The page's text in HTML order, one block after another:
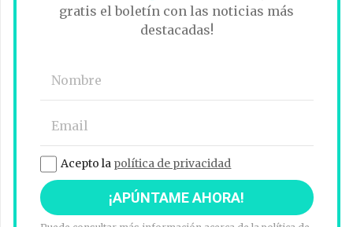
gratis el boletín con las noticias más
destacadas!
Acepto la política de privacidad